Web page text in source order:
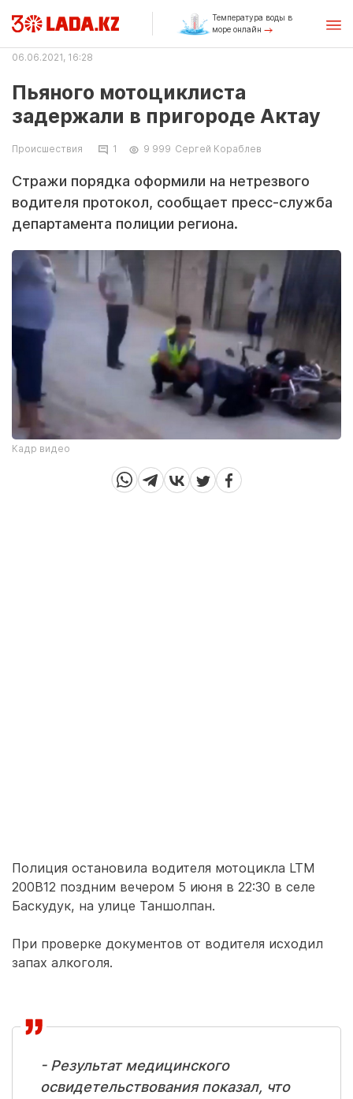
Температура воды в
море онлайн
06.06.2021, 16:28
Пьяного мотоциклиста
задержали в пригороде Актау
Происшествия 1 9 999 Сергей Кораблев
Стражи порядка оформили на нетрезвого
водителя протокол, сообщает пресс-служба
департамента полиции региона.
Кадр видео
Полиция остановила водителя мотоцикла LTM
200В12 поздним вечером 5 июня в 22:30 в селе
Баскудук, на улице Таншолпан.
При проверке документов от водителя исходил
запах алкоголя.
- Результат медицинского
освидетельствования показал, что